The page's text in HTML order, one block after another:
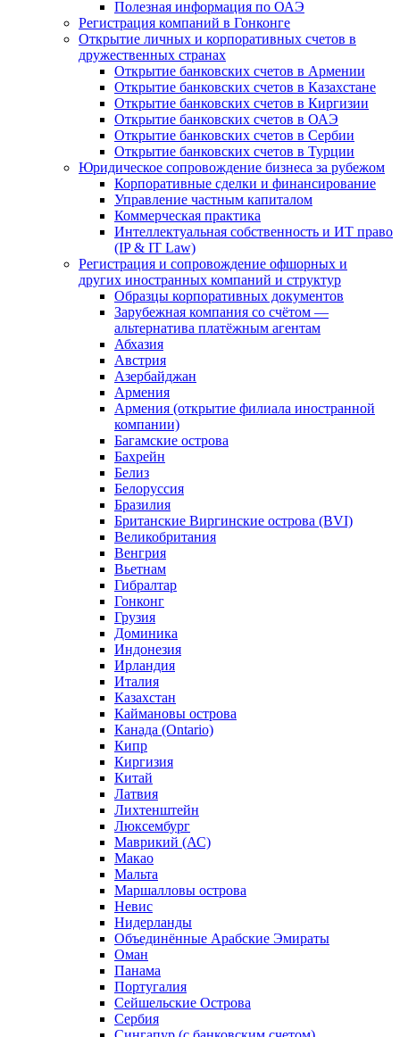
Полезная информация по ОАЭ
Регистрация компаний в Гонконге
Открытие личных и корпоративных счетов в
дружественных странах
Открытие банковских счетов в Армении
Открытие банковских счетов в Казахстане
Открытие банковских счетов в Киргизии
Открытие банковских счетов в ОАЭ
Открытие банковских счетов в Сербии
Открытие банковских счетов в Турции
Юридическое сопровождение бизнеса за рубежом
Корпоративные сделки и финансирование
Управление частным капиталом
Коммерческая практика
Интеллектуальная собственность и ИТ право
(IP & IT Law)
Регистрация и сопровождение офшорных и
других иностранных компаний и структур
Образцы корпоративных документов
Зарубежная компания со счётом —
альтернатива платёжным агентам
Абхазия
Австрия
Азербайджан
Армения
Армения (открытие филиала иностранной
компании)
Багамские острова
Бахрейн
Белиз
Белоруссия
Бразилия
Британские Виргинские острова (BVI)
Великобритания
Венгрия
Вьетнам
Гибралтар
Гонконг
Грузия
Доминика
Индонезия
Ирландия
Италия
Казахстан
Каймановы острова
Канада (Ontario)
Кипр
Киргизия
Китай
Латвия
Лихтенштейн
Люксембург
Маврикий (АС)
Макао
Мальта
Маршалловы острова
Нeвис
Нидерланды
Объединённые Арабские Эмираты
Оман
Панама
Португалия
Сейшельские Острова
Сербия